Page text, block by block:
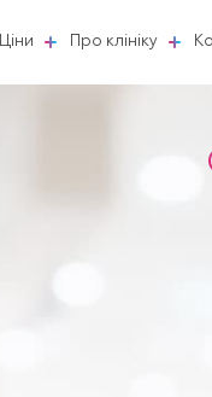
Ціни Про клініку